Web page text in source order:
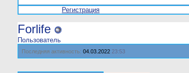
Регистрация
Forlife
Пользователь
Последняя активность: 04.03.2022 23:53